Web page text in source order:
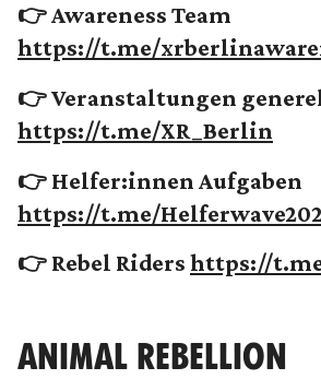
👉 Awareness Team
https://t.me/
👉 Veranstaltungen
https://t.me/XR_Berlin
👉 Helfer:innen Aufgaben
https://t.me/
👉 Rebel Riders https://
ANIMAL REBELLION